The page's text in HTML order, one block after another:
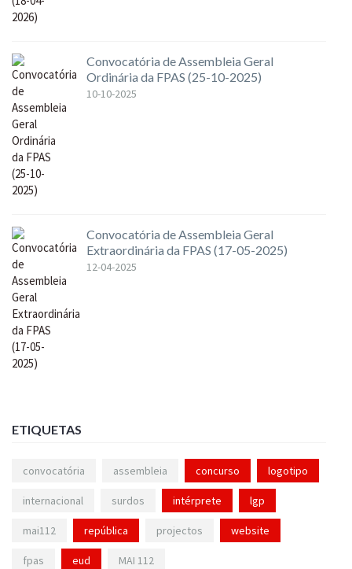
Convocatória de Assembleia Geral
Ordinária da FPAS (25-10-2025)
10-10-2025
Convocatória de Assembleia Geral
Extraordinária da FPAS (17-05-2025)
12-04-2025
ETIQUETAS
convocatória assembleia concurso logotipo
internacional surdos intérprete lgp
mai112 república projectos website
fpas eud MAI 112